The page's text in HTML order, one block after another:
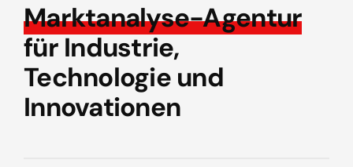
Marktanalyse-Agentur
für Industrie,
Technologie und
Innovationen